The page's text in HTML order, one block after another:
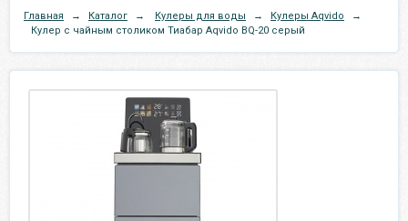
Главная → Каталог → Кулеры для воды → Кулеры Aqvido
→
Кулер с чайным столиком Тиабар Aqvido BQ-20 серый